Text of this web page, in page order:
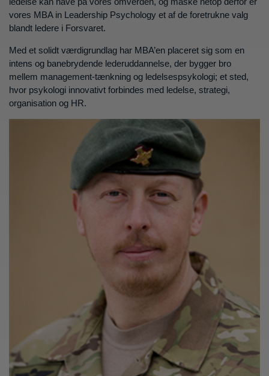
vores MBA in Leadership Psychology et af de foretrukne valg
blandt ledere i Forsvaret.
Med et solidt værdigrundlag har MBA’en placeret sig som en
intens og banebrydende lederuddannelse, der bygger bro
mellem management-tænkning og ledelsespsykologi; et sted,
hvor psykologi innovativt forbindes med ledelse, strategi,
organisation og HR.